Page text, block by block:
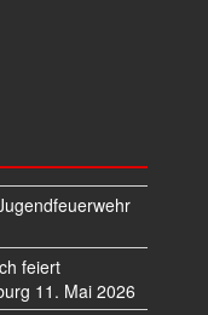
feiert
11. Mai 2026